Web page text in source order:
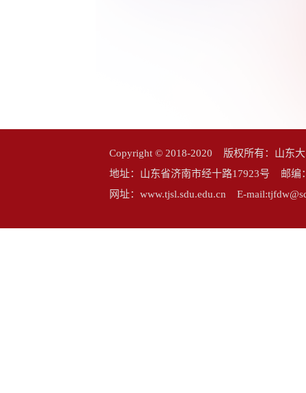
Copyright © 2018-2020 版权所有：山东
地址：山东省济南市经十路17923号 邮
网址：www.tjsl.sdu.edu.cn E-